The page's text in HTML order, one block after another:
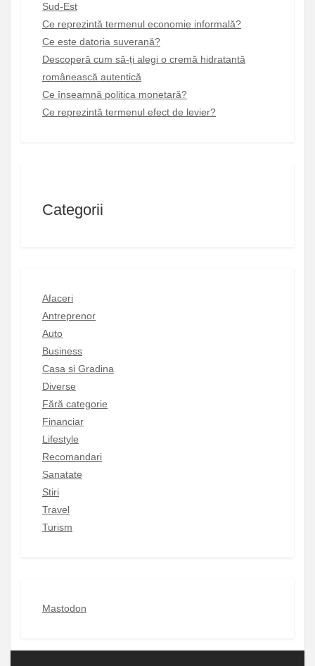
Sud-Est
Ce reprezintă termenul economie informală?
Ce este datoria suverană?
Descoperă cum să-ți alegi o cremă hidratantă
românească autentică
Ce înseamnă politica monetară?
Ce reprezintă termenul efect de levier?
Categorii
Afaceri
Antreprenor
Auto
Business
Casa si Gradina
Diverse
Fără categorie
Financiar
Lifestyle
Recomandari
Sanatate
Stiri
Travel
Turism
Mastodon